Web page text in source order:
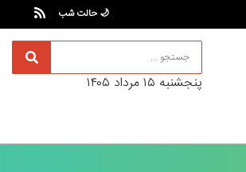
🌙 حالت شب
پنجشنبه ۱۵ مرداد ۱۴۰۵